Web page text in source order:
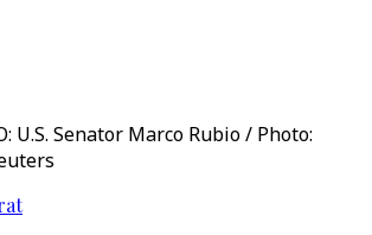
U.S. Senator Marco Rubio / Photo: